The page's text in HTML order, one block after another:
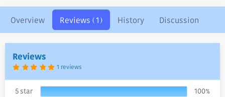
r
i
o
n
Overview Reviews (1) History Discussion
Reviews
5
0
0
s
1 reviews
5 star
100%